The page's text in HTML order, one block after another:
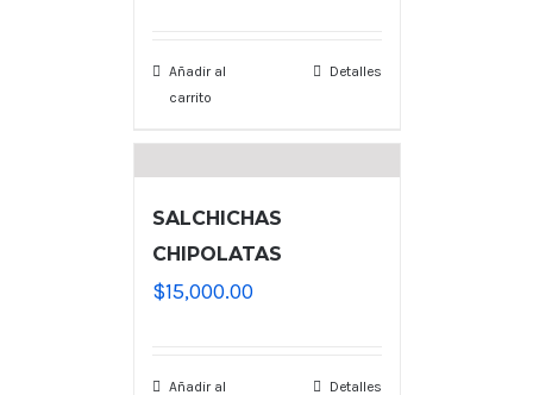
Añadir al
carrito
Detalles
SALCHICHAS
CHIPOLATAS
$15,000.00
Añadir al
Detalles